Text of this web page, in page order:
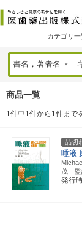
カテゴリ一
商品一覧
1件中1件から1件まで
品切
唾液
茂 監
発行